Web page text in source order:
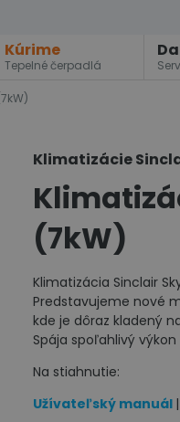
Kúrime
Tepelné čerpadlá
Klimatizácie
(7kW)
Klimatizácia Sinclair
Predstavujeme nové
kde je dôraz kladený
Spája spoľahlivý
Na stiahnutie:
Užívateľský manuál |